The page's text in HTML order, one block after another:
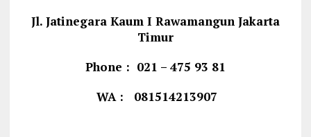
Jl. Jatinegara Kaum I Rawamangun Jakarta
Timur
Phone : 021 – 475 93 81
WA : 081514213907